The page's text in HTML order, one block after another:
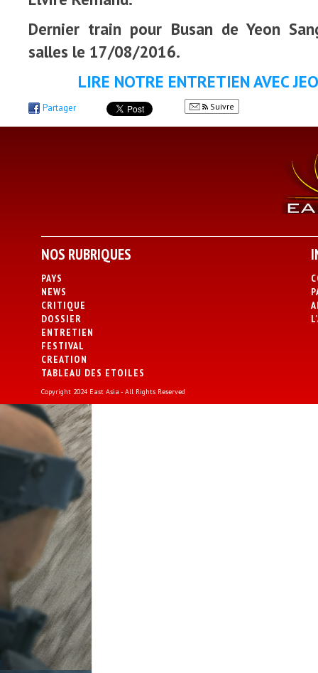
Dernier train pour Busan de Yeon
salles le 17/08/2016.
LIRE NOTRE ENTRETIEN AVEC
Partager Suivre
NOS RUBRIQUES
PAYS
NEWS
CRITIQUE
DOSSIER
ENTRETIEN
FESTIVAL
CREATION
TABLEAU DES ETOILES
Copyright 2024 East Asia - All Rights Reserved